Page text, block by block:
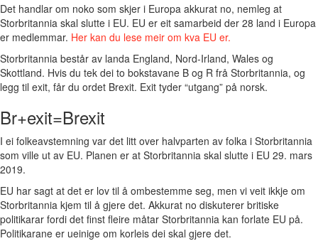
Det handlar om noko som skjer i Europa akkurat no, nemleg at
Storbritannia skal slutte i EU. EU er eit samarbeid der 28 land i Europa
er medlemmar. Her kan du lese meir om kva EU er.
Storbritannia består av landa England, Nord-Irland, Wales og
Skottland. Hvis du tek dei to bokstavane B og R frå Storbritannia, og
legg til exit, får du ordet Brexit. Exit tyder “utgang” på norsk.
Br+exit=Brexit
I ei folkeavstemning var det litt over halvparten av folka i Storbritannia
som ville ut av EU. Planen er at Storbritannia skal slutte i EU 29. mars
2019.
EU har sagt at det er lov til å ombestemme seg, men vi veit ikkje om
Storbritannia kjem til å gjere det. Akkurat no diskuterer britiske
politikarar fordi det finst fleire måtar Storbritannia kan forlate EU på.
Politikarane er ueinige om korleis dei skal gjere det.